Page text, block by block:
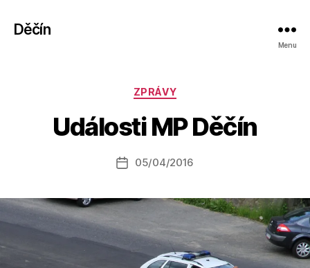
Děčín
Menu
Rubriky
ZPRÁVY
Události MP Děčín
Autor
příspěvku
t
o
a
s
o
Datum
05/04/2016